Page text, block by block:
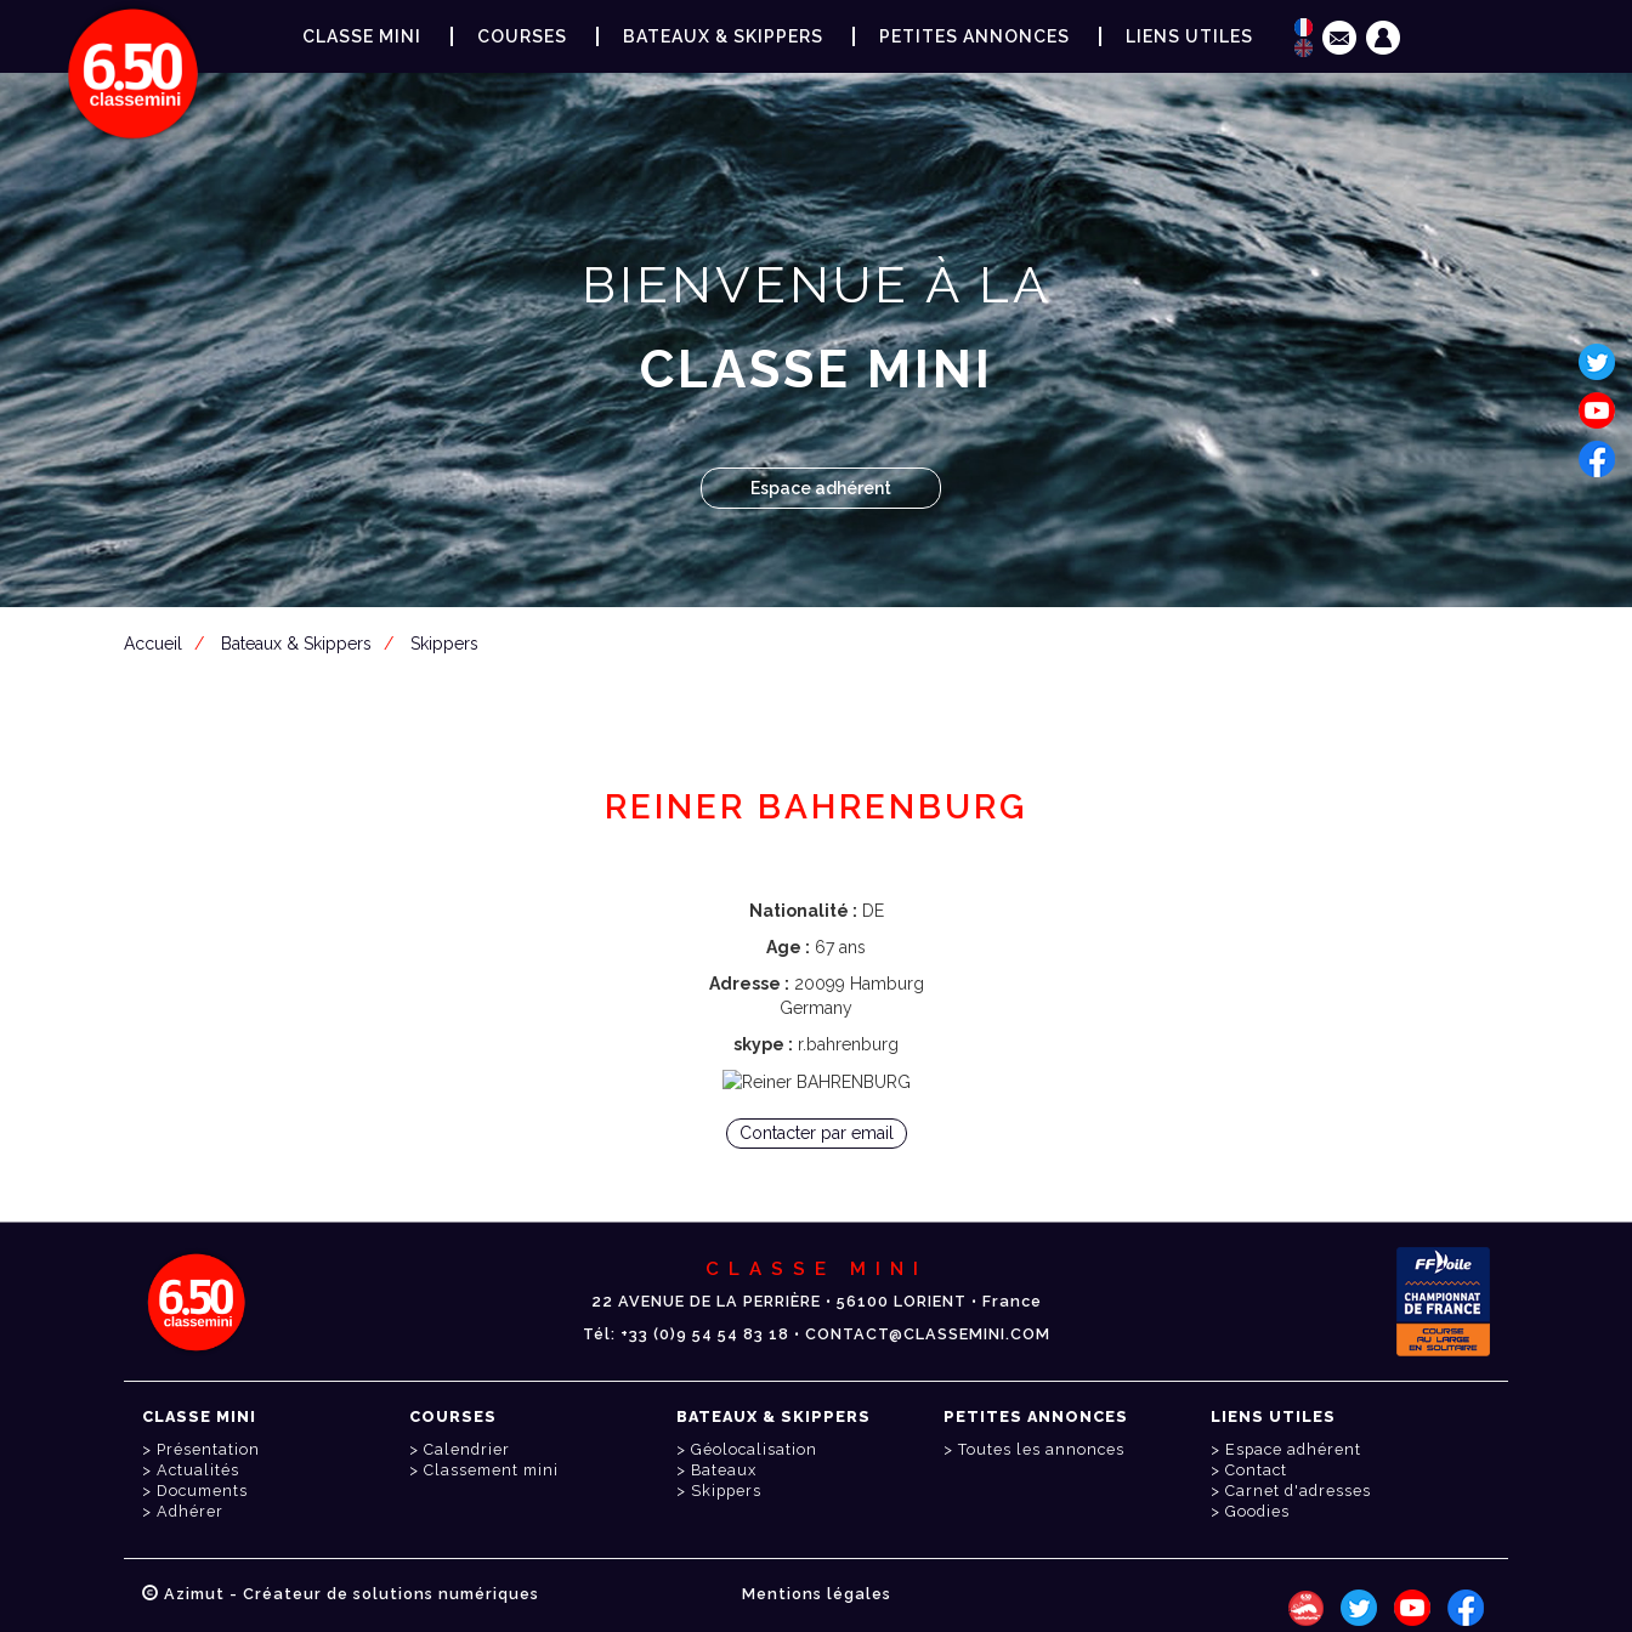
CLASSE MINI COURSES BATEAUX & SKIPPERS PETITES ANNONCES LIENS UTILES
BIENVENUE À LA
CLASSE MINI
Espace adhérent
Accueil Bateaux & Skippers Skippers
REINER BAHRENBURG
Nationalité : DE
Age : 67 ans
Adresse : 20099 Hamburg
Germany
skype : r.bahrenburg
Contacter par email
CLASSE MINI
22 AVENUE DE LA PERRIÈRE • 56100 LORIENT • France
Tél: +33 (0)9 54 54 83 18 • CONTACT@CLASSEMINI.COM
CLASSE MINI
Présentation
Actualités
Documents
Adhérer
COURSES
Calendrier
Classement mini
BATEAUX & SKIPPERS
Géolocalisation
Bateaux
Skippers
PETITES ANNONCES
Toutes les annonces
LIENS UTILES
Espace adhérent
Contact
Carnet d'adresses
Goodies
Azimut - Créateur de solutions numériques Mentions légales